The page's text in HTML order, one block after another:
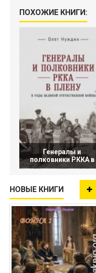
ПОХОЖИЕ КНИГИ:
Генералы и
полковники РККА в
НОВЫЕ КНИГИ